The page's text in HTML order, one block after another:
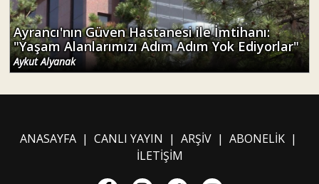
Ayrancı'nın Güven Hastanesi ile İmtihanı:
"Yaşam Alanlarımızı Adım Adım Yok Ediyorlar"
Aykut Alyanak
ANASAYFA| CANLI YAYIN | ARŞİV| ABONELİK|
İLETİŞİM